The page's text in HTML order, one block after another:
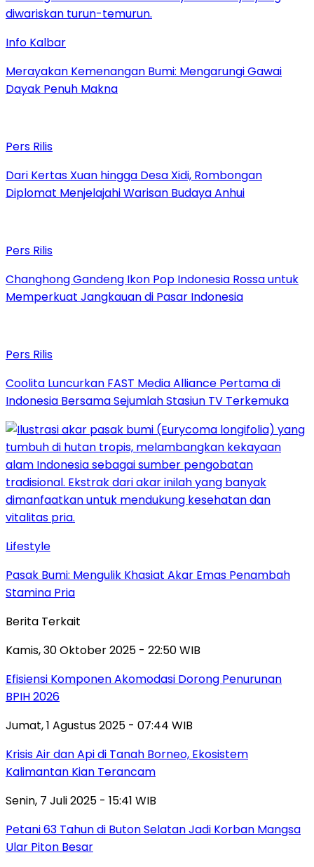
Info Kalbar
Merayakan Kemenangan Bumi: Mengarungi Gawai
Dayak Penuh Makna
Pers Rilis
Dari Kertas Xuan hingga Desa Xidi, Rombongan
Diplomat Menjelajahi Warisan Budaya Anhui
Pers Rilis
Changhong Gandeng Ikon Pop Indonesia Rossa untuk
Memperkuat Jangkauan di Pasar Indonesia
Pers Rilis
Coolita Luncurkan FAST Media Alliance Pertama di
Indonesia Bersama Sejumlah Stasiun TV Terkemuka
Lifestyle
Pasak Bumi: Mengulik Khasiat Akar Emas Penambah
Stamina Pria
Berita Terkait
Kamis, 30 Oktober 2025 - 22:50 WIB
Efisiensi Komponen Akomodasi Dorong Penurunan
BPIH 2026
Jumat, 1 Agustus 2025 - 07:44 WIB
Krisis Air dan Api di Tanah Borneo, Ekosistem
Kalimantan Kian Terancam
Senin, 7 Juli 2025 - 15:41 WIB
Petani 63 Tahun di Buton Selatan Jadi Korban Mangsa
Ular Piton Besar